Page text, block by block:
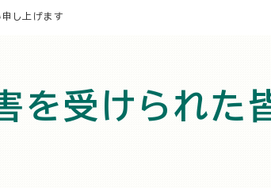
し上げます
受けられた